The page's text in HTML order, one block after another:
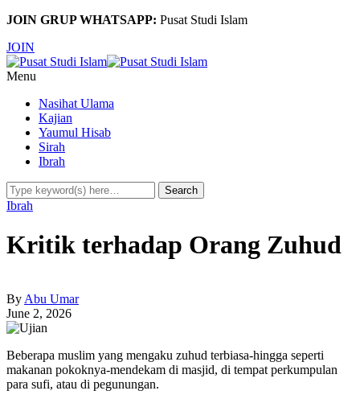
JOIN GRUP WHATSAPP: Pusat Studi Islam
JOIN
Menu
Nasihat Ulama
Kajian
Yaumul Hisab
Sirah
Ibrah
Ibrah
Kritik terhadap Orang Zuhud
By Abu Umar
June 2, 2026
Beberapa muslim yang mengaku zuhud terbiasa-hingga seperti
makanan pokoknya-mendekam di masjid, di tempat perkumpulan
para sufi, atau di pegunungan.